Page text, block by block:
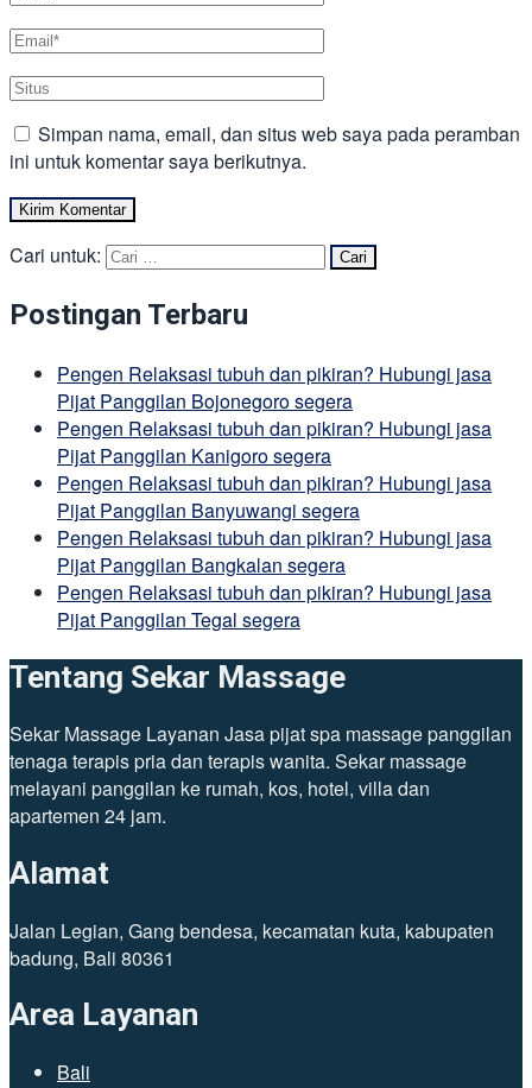
Simpan nama, email, dan situs web saya pada peramban
ini untuk komentar saya berikutnya.
Cari untuk:
Postingan Terbaru
Pengen Relaksasi tubuh dan pikiran? Hubungi jasa
Pijat Panggilan Bojonegoro segera
Pengen Relaksasi tubuh dan pikiran? Hubungi jasa
Pijat Panggilan Kanigoro segera
Pengen Relaksasi tubuh dan pikiran? Hubungi jasa
Pijat Panggilan Banyuwangi segera
Pengen Relaksasi tubuh dan pikiran? Hubungi jasa
Pijat Panggilan Bangkalan segera
Pengen Relaksasi tubuh dan pikiran? Hubungi jasa
Pijat Panggilan Tegal segera
Tentang Sekar Massage
Sekar Massage Layanan Jasa pijat spa massage panggilan
tenaga terapis pria dan terapis wanita. Sekar massage
melayani panggilan ke rumah, kos, hotel, villa dan
apartemen 24 jam.
Alamat
Jalan Legian, Gang bendesa, kecamatan kuta, kabupaten
badung, Bali 80361
Area Layanan
Bali